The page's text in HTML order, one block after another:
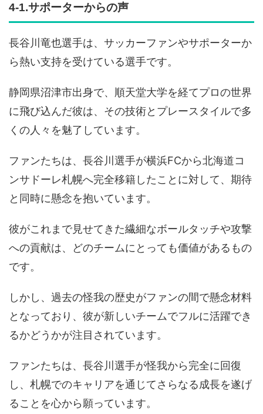
4-1.サポーターからの声
長谷川竜也選手は、サッカーファンやサポーターか
ら熱い支持を受けている選手です。
静岡県沼津市出身で、順天堂大学を経てプロの世界
に飛び込んだ彼は、その技術とプレースタイルで多
くの人々を魅了しています。
ファンたちは、長谷川選手が横浜FCから北海道コ
ンサドーレ札幌へ完全移籍したことに対して、期待
と同時に懸念を抱いています。
彼がこれまで見せてきた繊細なボールタッチや攻撃
への貢献は、どのチームにとっても価値があるもの
です。
しかし、過去の怪我の歴史がファンの間で懸念材料
となっており、彼が新しいチームでフルに活躍でき
るかどうかが注目されています。
ファンたちは、長谷川選手が怪我から完全に回復
し、札幌でのキャリアを通じてさらなる成長を遂げ
ることを心から願っています。